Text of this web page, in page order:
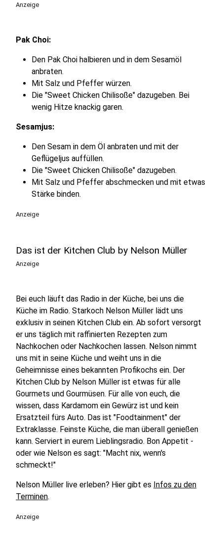
Anzeige
Pak Choi:
Den Pak Choi halbieren und in dem Sesamöl
anbraten.
Mit Salz und Pfeffer würzen.
Die "Sweet Chicken Chilisoße" dazugeben. Bei
wenig Hitze knackig garen.
Sesamjus:
Den Sesam in dem Öl anbraten und mit der
Geflügeljus auffüllen.
Die "Sweet Chicken Chilisoße" dazugeben.
Mit Salz und Pfeffer abschmecken und mit etwas
Stärke binden.
Anzeige
Das ist der Kitchen Club by Nelson Müller
Anzeige
Bei euch läuft das Radio in der Küche, bei uns die
Küche im Radio. Starkoch Nelson Müller lädt uns
exklusiv in seinen Kitchen Club ein. Ab sofort versorgt
er uns täglich mit raffinierten Rezepten zum
Nachkochen oder Nachkochen lassen. Nelson nimmt
uns mit in seine Küche und weiht uns in die
Geheimnisse eines bekannten Profikochs ein. Der
Kitchen Club by Nelson Müller ist etwas für alle
Gourmets und Gourmüsen. Für alle von euch, die
wissen, dass Kardamom ein Gewürz ist und kein
Ersatzteil fürs Auto. Das ist "Foodtainment" der
Extraklasse. Feinste Küche, die man überall genießen
kann. Serviert in eurem Lieblingsradio. Bon Appetit -
oder wie Nelson es sagt: "Macht nix, wenn's
schmeckt!"
Nelson Müller live erleben? Hier gibt es Infos zu den
Terminen.
Anzeige